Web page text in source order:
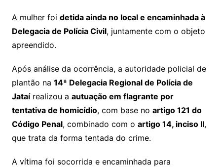
A mulher foi detida ainda no local e encaminhada à
Delegacia de Polícia Civil, juntamente com o objeto
apreendido.
Após análise da ocorrência, a autoridade policial de
plantão na 14ª Delegacia Regional de Polícia de
Jataírealizou a autuação em flagrante por
tentativa de homicídio, com base no artigo 121 do
Código Penal, combinado com o artigo 14, inciso II,
que trata da forma tentada do crime.
A vítima foi socorrida e encaminhada para